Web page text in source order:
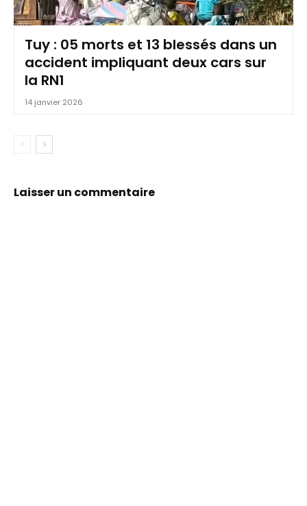
Tuy : 05 morts et 13 blessés dans un
accident impliquant deux cars sur
la RN1
14 janvier 2026
Laisser un commentaire